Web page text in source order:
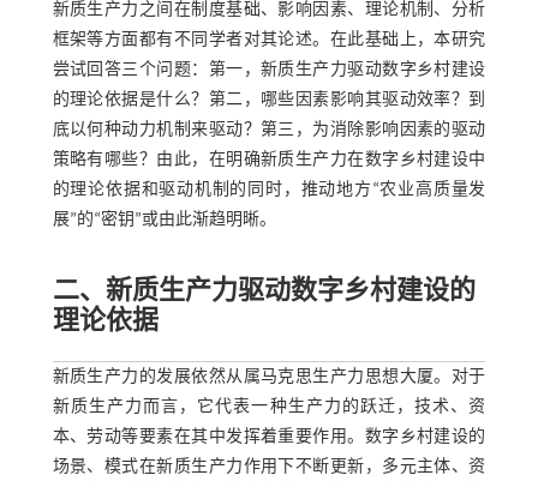
新质生产力之间在制度基础、影响因素、理论机制、分析
框架等方面都有不同学者对其论述。在此基础上，本研究
尝试回答三个问题：第一，新质生产力驱动数字乡村建设
的理论依据是什么？第二，哪些因素影响其驱动效率？到
底以何种动力机制来驱动？第三，为消除影响因素的驱动
策略有哪些？由此，在明确新质生产力在数字乡村建设中
的理论依据和驱动机制的同时，推动地方“农业高质量发
展”的“密钥”或由此渐趋明晰。
二、新质生产力驱动数字乡村建设的
理论依据
新质生产力的发展依然从属马克思生产力思想大厦。对于
新质生产力而言，它代表一种生产力的跃迁，技术、资
本、劳动等要素在其中发挥着重要作用。数字乡村建设的
场景、模式在新质生产力作用下不断更新，多元主体、资